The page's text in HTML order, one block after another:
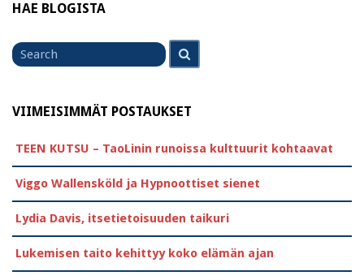
HAE BLOGISTA
Search
for
VIIMEISIMMÄT POSTAUKSET
TEEN KUTSU – TaoLinin runoissa kulttuurit kohtaavat
Viggo Wallensköld ja Hypnoottiset sienet
Lydia Davis, itsetietoisuuden taikuri
Lukemisen taito kehittyy koko elämän ajan